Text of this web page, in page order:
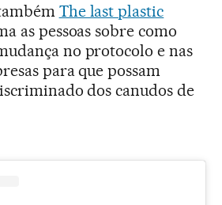
The last plastic
as pessoas sobre como
no protocolo e nas
para que possam
dos canudos de